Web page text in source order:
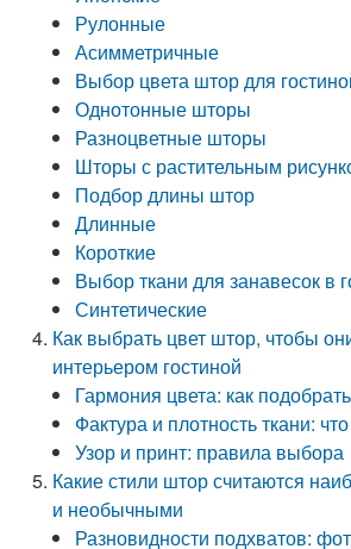
Рулонные
Асимметричные
Выбор цвета штор для
Однотонные шторы
Разноцветные шторы
Шторы с растительным
Подбор длины штор
Длинные
Короткие
Выбор ткани для занавесок в
Синтетические
Как выбрать цвет штор, чтобы
интерьером гостиной
Гармония цвета: как
Фактура и плотность ткани:
Узор и принт: правила выбора
Какие стили штор считаются
и необычными
Разновидности подхватов: